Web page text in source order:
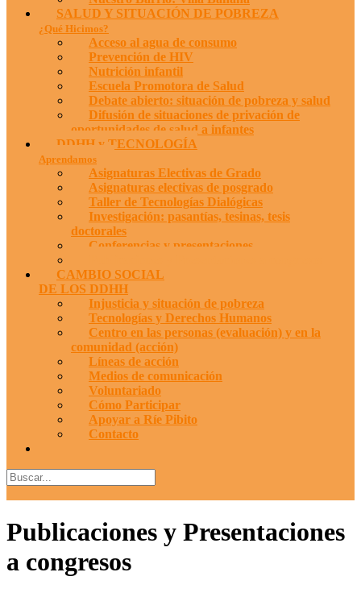
SALUD Y SITUACIÓN DE POBREZA
¿Qué Hicimos?
Acceso al agua de consumo
Prevención de HIV
Nutrición infantil
Escuela Promotora de Salud
Debate abierto: situación de pobreza y salud
Difusión de situaciones de privación de
oportunidades de salud a infantes
DDHH y TECNOLOGÍA
Aprendamos
Asignaturas Electivas de Grado
Asignaturas electivas de posgrado
Taller de Tecnologías Dialógicas
Investigación: pasantías, tesinas, tesis
doctorales
Conferencias y presentaciones
CAMBIO SOCIAL
DE LOS DDHH
Injusticia y situación de pobreza
Tecnologías y Derechos Humanos
Centro en las personas (evaluación) y en la
comunidad (acción)
Líneas de acción
Medios de comunicación
Voluntariado
Cómo Participar
Apoyar a Ríe Pibito
Contacto
Publicaciones y Presentaciones
a congresos